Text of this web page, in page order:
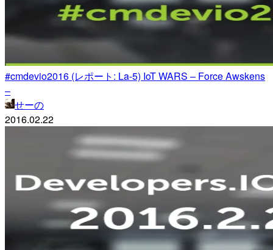
#cmdevio2016 (レポート: La-5) IoT WARS – Force Awskens
–
せーの
2016.02.22